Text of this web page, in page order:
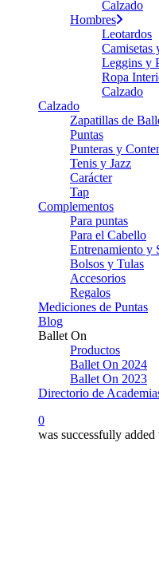
Calzado
Hombres
Leotardos
Camisetas
Leggins y
Ropa
Calzado
Calzado
Zapatillas de
Puntas
Punteras y
Tenis y Jazz
Carácter
Tap
Complementos
Para puntas
Para el Cabello
Entrenamiento y
Bolsos y Tulas
Accesorios
Regalos
Mediciones de Puntas
Blog
Ballet On
Productos
Ballet On 2024
Ballet On 2023
Directorio de
search
0
was successfully